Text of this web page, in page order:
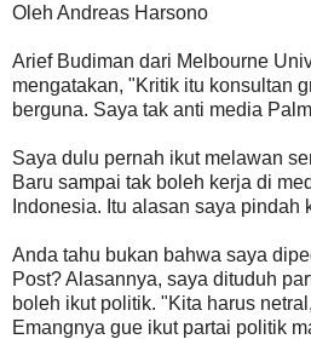
Oleh Andreas Harsono
Arief Budiman dari Melbourne
mengatakan, "Kritik itu konsultan
berguna. Saya tak anti media
Saya dulu pernah ikut melawan
Baru sampai tak boleh kerja di
Indonesia. Itu alasan saya pindah
Anda tahu bukan bahwa saya
Post? Alasannya, saya dituduh
boleh ikut politik. "Kita harus
Emangnya gue ikut partai politik